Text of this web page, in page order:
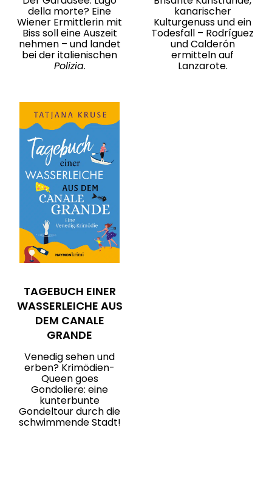
della morte? Eine
Wiener Ermittlerin mit
Biss soll eine Auszeit
nehmen – und landet
bei der italienischen
Polizia.
kanarischer
Kulturgenuss und ein
Todesfall – Rodríguez
und Calderón
ermitteln auf
Lanzarote.
TAGEBUCH EINER
WASSERLEICHE AUS
DEM CANALE
GRANDE
Venedig sehen und
erben? Krimödien-
Queen goes
Gondoliere: eine
kunterbunte
Gondeltour durch die
schwimmende Stadt!